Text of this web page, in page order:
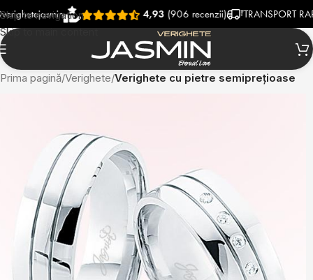
Skip to navigation
Skip to main content
4,93(906 recenzii) TRANSPORT RAPID SI
Prima pagină Verighete Verighete cu pietre semiprețioase